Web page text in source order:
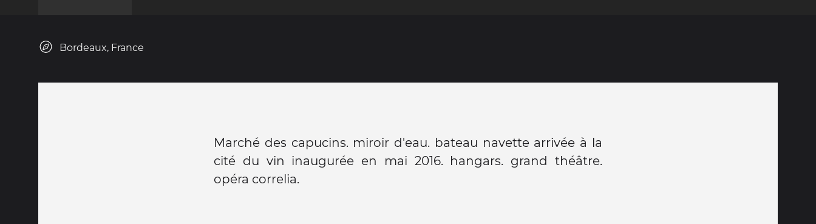
Bordeaux, France
Marché des capucins. miroir d'eau. bateau navette arrivée à la
cité du vin inaugurée en mai 2016. hangars. grand théâtre.
opéra correlia.